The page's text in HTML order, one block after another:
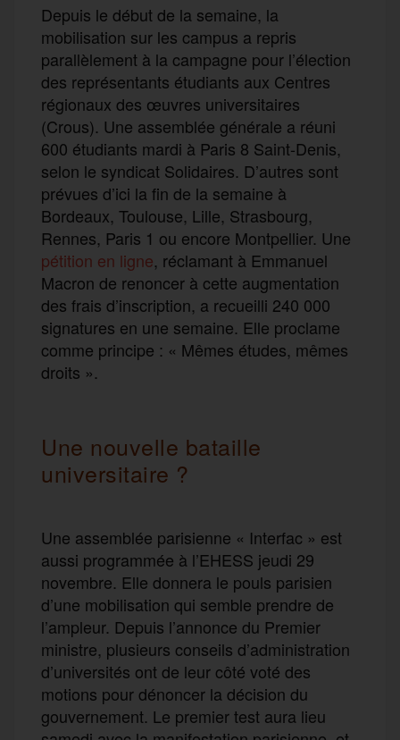
Depuis le début de la semaine, la
mobilisation sur les campus a repris
parallèlement à la campagne pour l’élection
des représentants étudiants aux Centres
régionaux des œuvres universitaires
(Crous). Une assemblée générale a réuni
600 étudiants mardi à Paris 8 Saint-Denis,
selon le syndicat Solidaires. D’autres sont
prévues d’ici la fin de la semaine à
Bordeaux, Toulouse, Lille, Strasbourg,
Rennes, Paris 1 ou encore Montpellier. Une
pétition en ligne, réclamant à Emmanuel
Macron de renoncer à cette augmentation
des frais d’inscription, a recueilli 240 000
signatures en une semaine. Elle proclame
comme principe : « Mêmes études, mêmes
droits ».
Une nouvelle bataille
universitaire ?
Une assemblée parisienne « Interfac » est
aussi programmée à l’EHESS jeudi 29
novembre. Elle donnera le pouls parisien
d’une mobilisation qui semble prendre de
l’ampleur. Depuis l’annonce du Premier
ministre, plusieurs conseils d’administration
d’universités ont de leur côté voté des
motions pour dénoncer la décision du
gouvernement. Le premier test aura lieu